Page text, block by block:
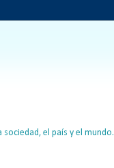
el país y el mundo.